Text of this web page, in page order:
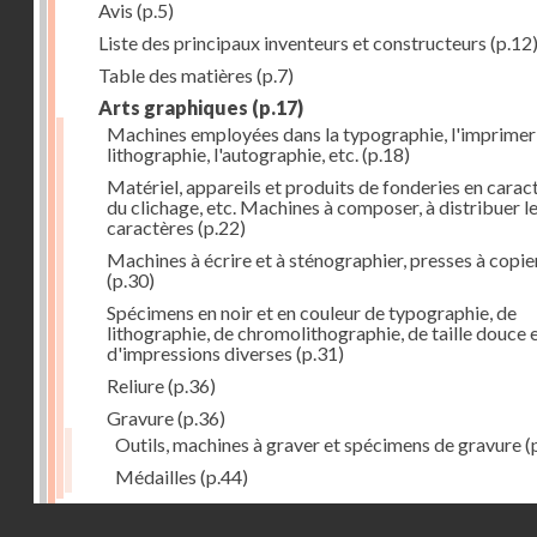
Avis (p.5)
Liste des principaux inventeurs et constructeurs (p.12)
Table des matières (p.7)
Arts graphiques (p.17)
Machines employées dans la typographie,
lithographie, l'autographie, etc. (p.18)
Matériel, appareils et produits de fonderies en
du clichage, etc. Machines à composer, à distribuer
caractères (p.22)
Machines à écrire et à sténographier, presses à
(p.30)
Spécimens en noir et en couleur de typographie, de
lithographie, de chromolithographie, de taille douce
d'impressions diverses (p.31)
Reliure(p.36)
Gravure(p.36)
Outils, machines à graver et spécimens de gravure
Médailles (p.44)